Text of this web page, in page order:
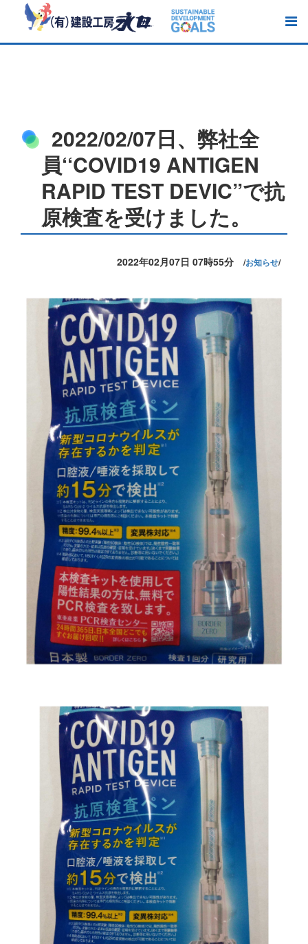
2022/02/07日、弊社全
員‘‘COVID19 ANTIGEN
RAPID TEST DEVIC”で抗
原検査を受けました。
2022年02月07日 07時55分 お知らせ